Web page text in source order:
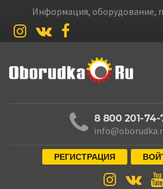
Информация, оборудование,
8 800 201-74-
РЕГИСТРАЦИЯ